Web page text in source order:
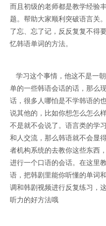
而且初级的老师都是教学经验
题。帮助大家顺利突破语言关
了忘、忘了记，反反复复不得
忆韩语单词的方法。
学习这个事情，他这不是一
单的一些韩语会话的话，那么
话，很多人哪怕是不学韩语的
说其他的，比如你想怎么怎么
不是就不会说了。语言类的学
和人交流，那么韩语就不会显
者机构系统的去教你这些东西
进行一个口语的会话。在这里
语，把韩剧里能你听懂的单词
调和韩剧视频进行反复练习，
听力的好方法哦